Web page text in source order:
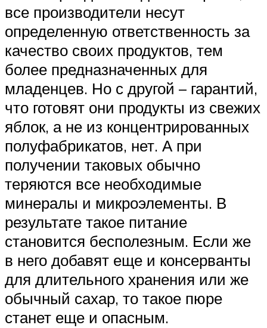
все производители несут
определенную ответственность за
качество своих продуктов, тем
более предназначенных для
младенцев. Но с другой – гарантий,
что готовят они продукты из свежих
яблок, а не из концентрированных
полуфабрикатов, нет. А при
получении таковых обычно
теряются все необходимые
минералы и микроэлементы. В
результате такое питание
становится бесполезным. Если же
в него добавят еще и консерванты
для длительного хранения или же
обычный сахар, то такое пюре
станет еще и опасным.